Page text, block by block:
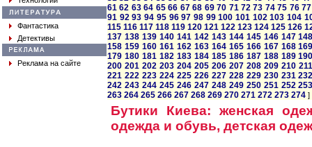
Фантастика
Детективы
Реклама на сайте
61 62 63 64 65 66 67 68 69 70 71 72 73 74 75 76 77
91 92 93 94 95 96 97 98 99 100 101 102 103 104
115 116 117 118 119 120 121 122 123 124 125 126
137 138 139 140 141 142 143 144 145 146 147
158 159 160 161 162 163 164 165 166 167 168
179 180 181 182 183 184 185 186 187 188 189
200 201 202 203 204 205 206 207 208 209 210 211
221 222 223 224 225 226 227 228 229 230 231
242 243 244 245 246 247 248 249 250 251 252
263 264 265 266 267 268 269 270 271 272 273 274 ]
Бутики Киева: женская
одежда и обувь, детская